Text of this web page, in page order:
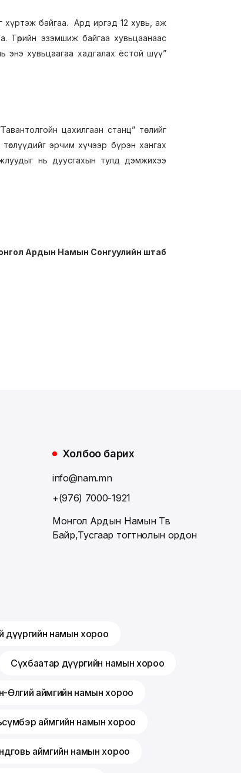
хүртэж байгаа. Ард иргэд 12 хувь, аж
Төрийн эзэмшиж байгаа хувьцаанаас
хувьцаагаа хадгалах ёстой шүү”
цахилгаан станц” төслийг
эрчим хүчээр бүрэн хангах
нь дуусгахын тулд дэмжихээ
Ардын Намын Сонгуулийн штаб
Холбоо барих
info@nam.mn
+(976) 7000-1921
Монгол Ардын Намын Төв
Байр,Тусгаар тогтнолын ордон
дүүргийн намын хороо
Сүхбаатар дүүргийн намын хороо
Өлгий аймгийн намын хороо
аймгийн намын хороо
аймгийн намын хороо